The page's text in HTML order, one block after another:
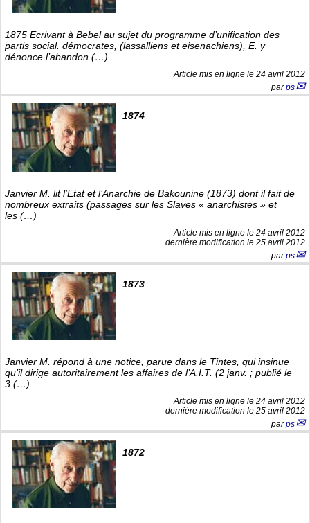
1875 Ecrivant à Bebel au sujet du programme d’unification des
partis social. démocrates, (lassalliens et eisenachiens), E. y
dénonce l’abandon (…)
Article mis en ligne le 24 avril 2012
parps
1874
Janvier M. lit l’Etat et l’Anarchie de Bakounine (1873) dont il fait de
nombreux extraits (passages sur les Slaves « anarchistes » et
les (…)
Article mis en ligne le 24 avril 2012
dernière modification le 25 avril 2012
parps
1873
Janvier M. répond à une notice, parue dans le Tintes, qui insinue
qu’il dirige autoritairement les affaires de l’A.I.T. (2 janv. ; publié le
3 (…)
Article mis en ligne le 24 avril 2012
dernière modification le 25 avril 2012
parps
1872